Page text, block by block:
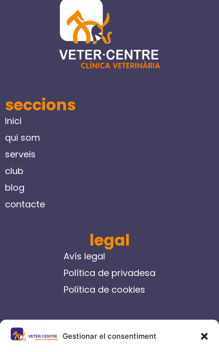
Gestionar el consentiment
seccions
Inici
qui som
serveis
club
blog
contacte
legal
Avís legal
Política de privadesa
Política de cookies
contacte
C/ Germanes Castells, 14-16